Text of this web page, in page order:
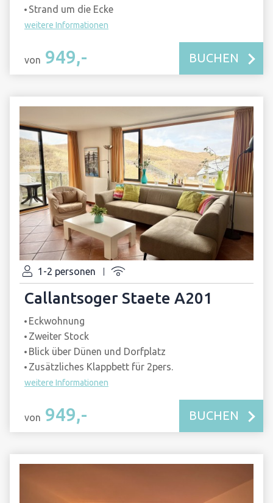
Strand um die Ecke
weitere Informationen
von 949,- BUCHEN
1-2 personen
Callantsoger Staete A201
Eckwohnung
Zweiter Stock
Blick über Dünen und Dorfplatz
Zusätzliches Klappbett für 2pers.
weitere Informationen
von 949,- BUCHEN